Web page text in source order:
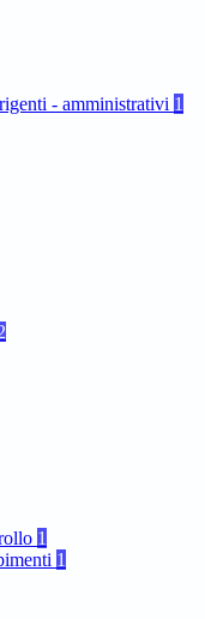
- amministrativi 1
1
1